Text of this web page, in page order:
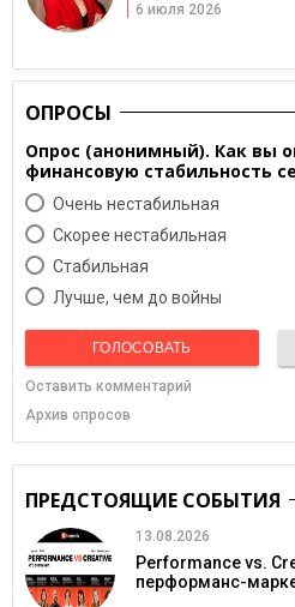
6 июля 2026
ОПРОСЫ
Опрос (анонимный). Как вы
финансовую стабильность
Очень нестабильная
Скорее нестабильная
Cтабильная
Лучше, чем до войны
ГОЛОСОВАТЬ
Оставить комментарий
Архив опросов
ПРЕДСТОЯЩИЕ СОБЫТИЯ
13.08.2026
Performance vs.
перформанс-